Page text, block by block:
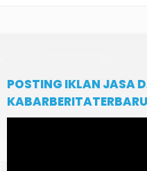
POSTING IKLAN JASA